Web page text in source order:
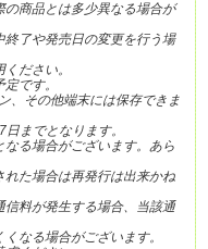
商品とは多少異なる場合が
了や発売日の変更を行う場
ださい。
です。
、その他端末には保存できま
までとなります。
る場合がございます。あら
た場合は再発行は出来かね
料が発生する場合、当該通
なる場合がございます。